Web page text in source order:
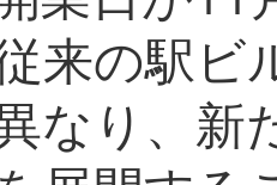
来の駅ビ
なり、新